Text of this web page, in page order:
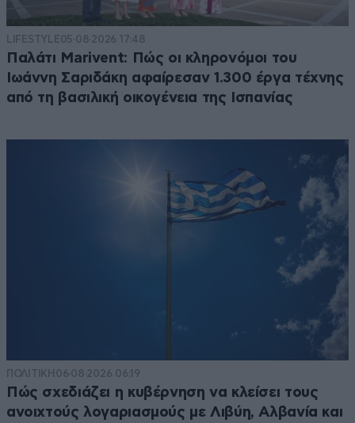
LIFESTYLE05·08·2026 17:48
Παλάτι Marivent: Πώς οι κληρονόμοι του
Ιωάννη Σαριδάκη αφαίρεσαν 1.300 έργα τέχνης
από τη βασιλική οικογένεια της Ισπανίας
ΠΟΛΙΤΙΚΗ 06·08·2026 06:19
Πώς σχεδιάζει η κυβέρνηση να κλείσει τους
ανοιχτούς λογαριασμούς με Λιβύη, Αλβανία και